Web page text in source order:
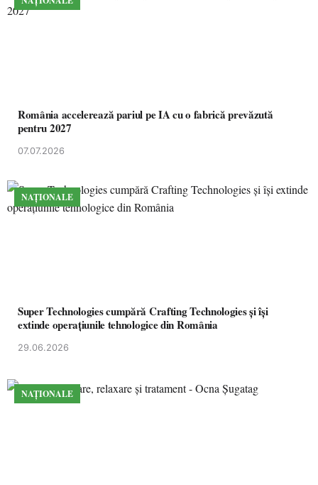
România accelerează pariul pe IA cu o fabrică prevăzută
pentru 2027
07.07.2026
NAȚIONALE
Super Technologies cumpără Crafting Technologies și își
extinde operațiunile tehnologice din România
29.06.2026
NAȚIONALE